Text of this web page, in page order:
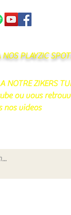
PLAYZIC
NOTRE ZIKERS
ou vous
nos videos